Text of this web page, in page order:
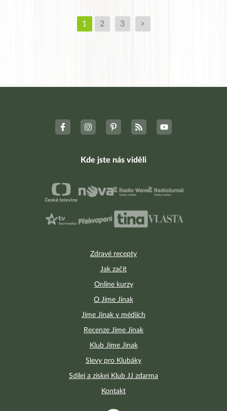
1 2 3 >
Zdravé recepty
Jak začít
Online kurzy
O Jíme Jinak
Jíme Jinak v médiích
Recenze Jíme Jinak
Klub Jíme Jinak
Slevy pro Klubáky
Sdílej a získej Klub JJ zdarma
Kontakt
Kde jste nás viděli